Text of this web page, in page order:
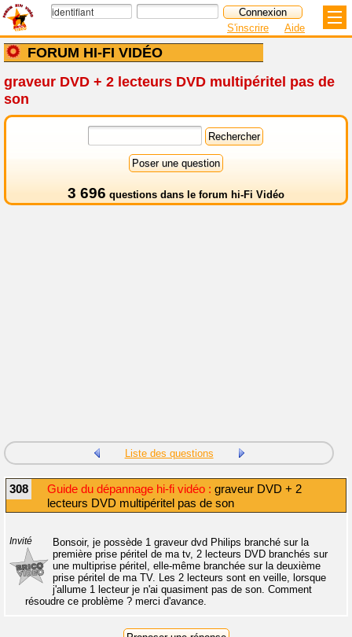
FORUM HI-FI VIDÉO
S'inscrire Aide
graveur DVD + 2 lecteurs DVD multipéritel pas de
son
3 696 questions dans le forum hi-Fi Vidéo
Liste des questions
308 Guide du dépannage hi-fi vidéo : graveur DVD + 2
lecteurs DVD multipéritel pas de son
Invité
Bonsoir, je possède 1 graveur dvd Philips branché sur la
première prise péritel de ma tv, 2 lecteurs DVD branchés sur
une multiprise péritel, elle-même branchée sur la deuxième
prise péritel de ma TV. Les 2 lecteurs sont en veille, lorsque
j'allume 1 lecteur je n'ai quasiment pas de son. Comment
résoudre ce problème ? merci d'avance.